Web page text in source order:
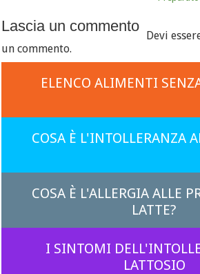
Lascia un commento
Devi
un commento.
ELENCO ALIMENTI
COSA È L'INTOLLERANZA
COSA È L'ALLERGIA ALLE
LATTE?
I SINTOMI
LATTOSIO